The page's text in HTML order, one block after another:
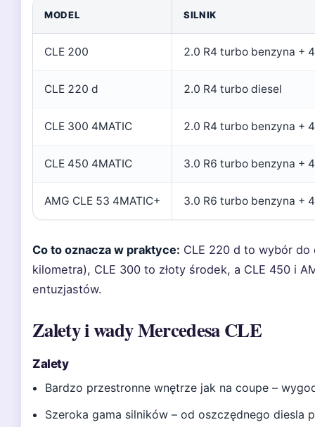
MODEL SILNIK
CLE 200 2.0 R4 turbo benzyna +
CLE 220 d 2.0 R4 turbo diesel
CLE 300 4MATIC 2.0 R4 turbo benzyna +
CLE 450 4MATIC 3.0 R6 turbo benzyna +
AMG CLE 53 4MATIC+ 3.0 R6 turbo benzyna +
Co to oznacza w praktyce: CLE 220 d to wybór
kilometra), CLE 300 to złoty środek, a CLE 450 i
entuzjastów.
Zalety i wady Mercedesa CLE
Zalety
Bardzo przestronne wnętrze jak na coupe –
Szeroka gama silników – od oszczędnego diesla